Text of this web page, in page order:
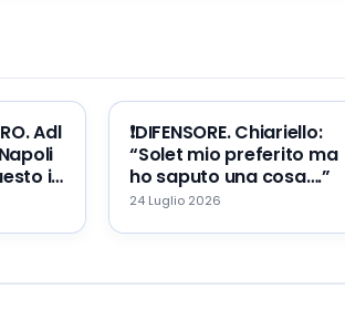
Adl
il
❗️DIFENSORE. Chiariello:
“Solet mio preferito ma
ho saputo una cosa….”
24 Luglio 2026